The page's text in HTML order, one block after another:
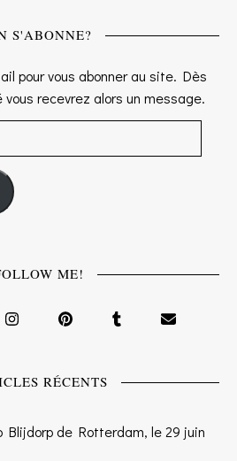
S'ABONNE?
pour vous abonner au site. Dès
recevrez alors un message.
ME!
RÉCENTS
Blijdorp de Rotterdam, le 29 juin